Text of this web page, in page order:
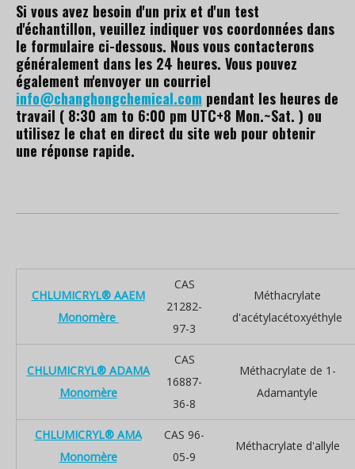
Si vous avez besoin d'un prix et d'un test
d'échantillon, veuillez indiquer vos coordonnées dans
le formulaire ci-dessous. Nous vous contacterons
généralement dans les 24 heures. Vous pouvez
également m'envoyer un courriel
info@changhongchemical.com pendant les heures de
travail ( 8:30 am to 6:00 pm UTC+8 Mon.~Sat. ) ou
utilisez le chat en direct du site web pour obtenir
une réponse rapide.
CHLUMICRYL® AAEM
Monomère
CAS
21282-
97-3
Méthacrylate
d'acétylacétoxyéthyle
CHLUMICRYL® ADAMA
Monomère
CAS
16887-
36-8
Méthacrylate de 1-
Adamantyle
CHLUMICRYL® AMA
Monomère
CAS 96-
05-9
Méthacrylate d'allyle